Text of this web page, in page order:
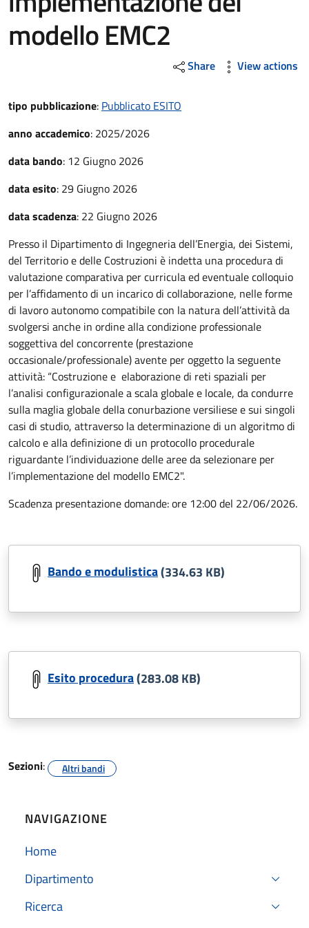
modello EMC2
Share View actions
tipo pubblicazione: Pubblicato ESITO
anno accademico: 2025/2026
data bando: 12 Giugno 2026
data esito: 29 Giugno 2026
data scadenza: 22 Giugno 2026
Presso il Dipartimento di Ingegneria dell’Energia, dei Sistemi,
del Territorio e delle Costruzioni è indetta una procedura di
valutazione comparativa per curricula ed eventuale colloquio
per l’affidamento di un incarico di collaborazione, nelle forme
di lavoro autonomo compatibile con la natura dell’attività da
svolgersi anche in ordine alla condizione professionale
soggettiva del concorrente (prestazione
occasionale/professionale) avente per oggetto la seguente
attività: “Costruzione e elaborazione di reti spaziali per
l’analisi configurazionale a scala globale e locale, da condurre
sulla maglia globale della conurbazione versiliese e sui singoli
casi di studio, attraverso la determinazione di un algoritmo di
calcolo e alla definizione di un protocollo procedurale
riguardante l’individuazione delle aree da selezionare per
l’implementazione del modello EMC2".
Scadenza presentazione domande: ore 12:00 del 22/06/2026.
Bando e modulistica(334.63 KB)
Esito procedura(283.08 KB)
Sezioni: Altri bandi
NAVIGAZIONE
Home
Dipartimento
Ricerca